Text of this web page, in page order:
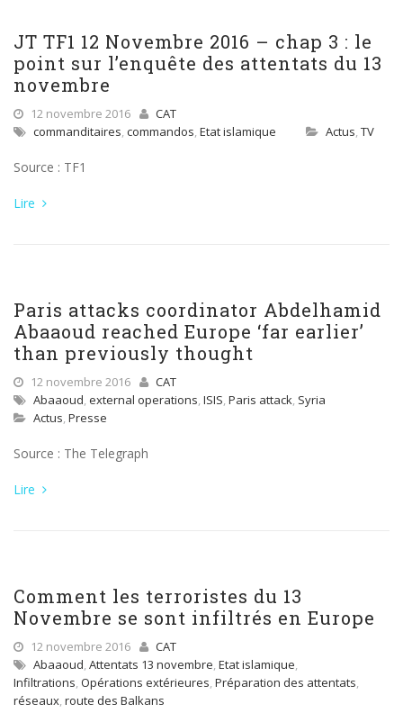
JT TF1 12 Novembre 2016 – chap 3 : le
point sur l’enquête des attentats du 13
novembre
12 novembre 2016
CAT
commanditaires, commandos, Etat islamique Actus, TV
Source : TF1
Lire
Paris attacks coordinator Abdelhamid
Abaaoud reached Europe ‘far earlier’
than previously thought
12 novembre 2016
CAT
Abaaoud, external operations, ISIS, Paris attack, Syria
Actus, Presse
Source : The Telegraph
Lire
Comment les terroristes du 13
Novembre se sont infiltrés en Europe
12 novembre 2016
CAT
Abaaoud, Attentats 13 novembre, Etat islamique,
Infiltrations, Opérations extérieures, Préparation des attentats,
réseaux, route des Balkans